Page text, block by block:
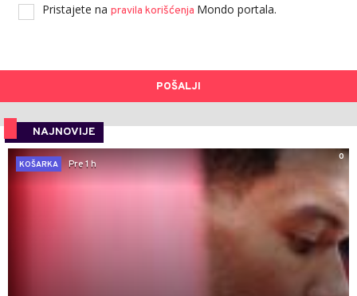
Pristajete na pravila korišćenja Mondo portala.
POŠALJI
NAJNOVIJE
0
KOŠARKA
Pre 1 h